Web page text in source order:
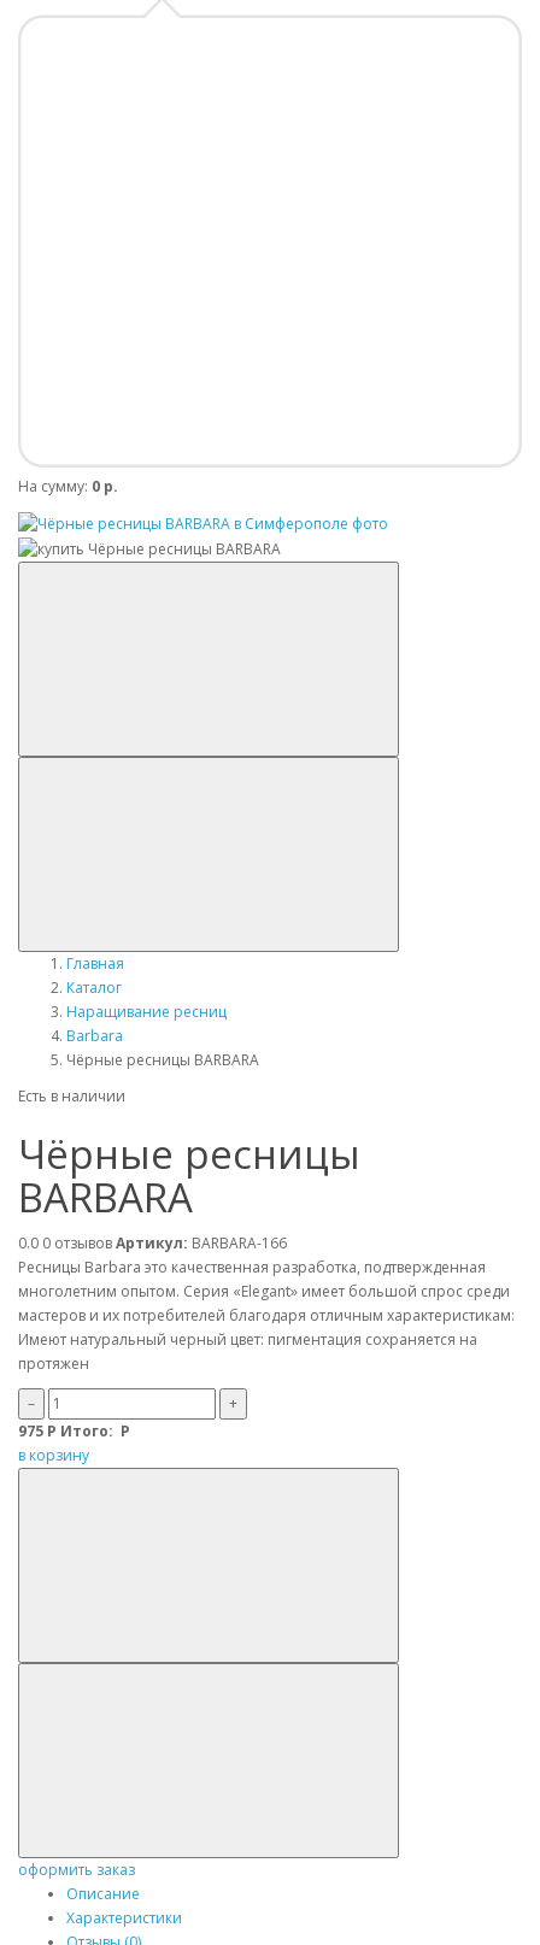
На сумму: 0 р.
Главная
Каталог
Наращивание ресниц
Barbara
Чёрные ресницы BARBARA
Есть в наличии
Чёрные ресницы
BARBARA
0.0 0 отзывовАртикул: BARBARA-166
Ресницы Barbara это качественная разработка, подтвержденная
многолетним опытом. Серия «Elegant» имеет большой спрос среди
мастеров и их потребителей благодаря отличным характеристикам:
Имеют натуральный черный цвет: пигментация сохраняется на
протяжен
–
+
975 Р Итого: Р
в корзину
оформить заказ
Описание
Характеристики